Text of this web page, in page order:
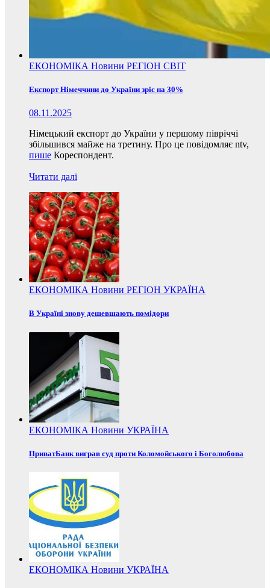
ЕКОНОМІКА Новини РЕГІОН СВІТ
Експорт Німеччини до України зріс на 30%
08.11.2025
Німецький експорт до України у першому півріччі
збільшився майже на третину. Про це повідомляє ntv,
пише Кореспондент.
Читати далі
ЕКОНОМІКА Новини РЕГІОН УКРАЇНА
В Україні знову дешевшають помідори
ЕКОНОМІКА Новини УКРАЇНА
ПриватБанк виграв суд проти Коломойського і Боголюбова
ЕКОНОМІКА Новини УКРАЇНА